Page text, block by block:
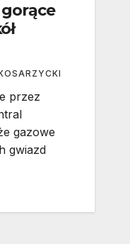
przez
gazowe
gwiazd